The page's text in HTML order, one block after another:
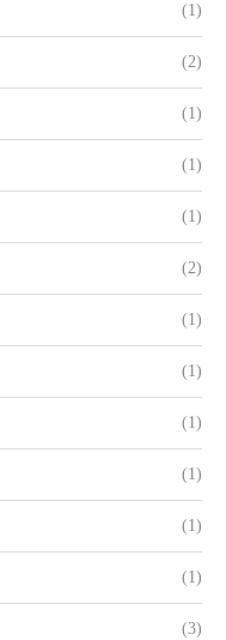
(1)
(2)
(1)
(1)
(1)
(2)
(1)
(1)
(1)
(1)
(1)
(1)
(3)